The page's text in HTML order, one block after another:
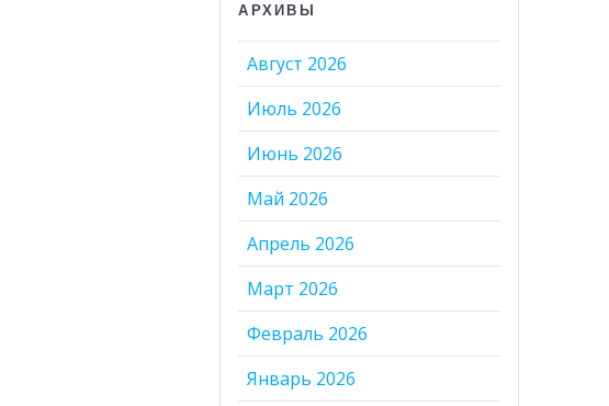
АРХИВЫ
Август 2026
Июль 2026
Июнь 2026
Май 2026
Апрель 2026
Март 2026
Февраль 2026
Январь 2026